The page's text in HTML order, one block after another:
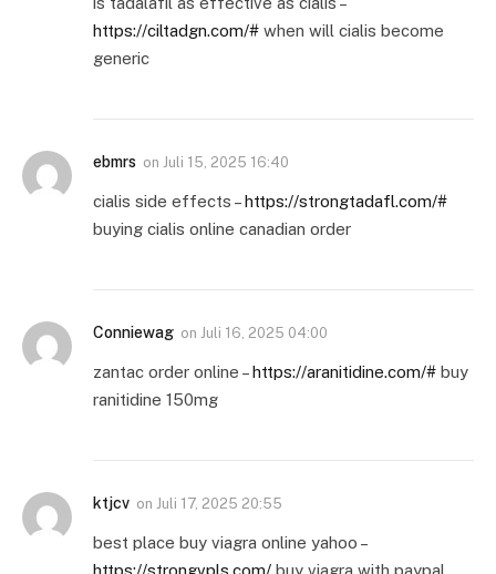
https://ciltadgn.com/# when will cialis become
generic
ebmrs on Juli 15, 2025 16:40
cialis side effects –https://strongtadafl.com/#
buying cialis online canadian order
Conniewag on Juli 16, 2025 04:00
zantac order online –https://aranitidine.com/# buy
ranitidine 150mg
ktjcv on Juli 17, 2025 20:55
best place buy viagra online yahoo –
https://strongvpls.com/ buy viagra with paypal